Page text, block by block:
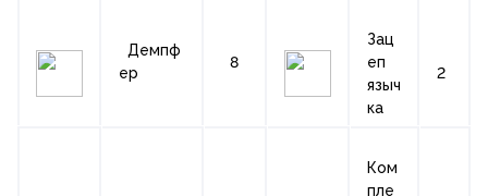
Демпф
ер
8
Зац
еп
языч
ка
2
Ком
пле